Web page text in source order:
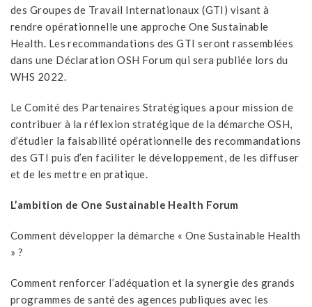
des Groupes de Travail Internationaux (GTI) visant à
rendre opérationnelle une approche One Sustainable
Health. Les recommandations des GTI seront rassemblées
dans une Déclaration OSH Forum qui sera publiée lors du
WHS 2022.
Le Comité des Partenaires Stratégiques a pour mission de
contribuer à la réflexion stratégique de la démarche OSH,
d’étudier la faisabilité opérationnelle des recommandations
des GTI puis d’en faciliter le développement, de les diffuser
et de les mettre en pratique.
L’ambition de One Sustainable Health Forum
Comment développer la démarche « One Sustainable Health
» ?
Comment renforcer l’adéquation et la synergie des grands
programmes de santé des agences publiques avec les